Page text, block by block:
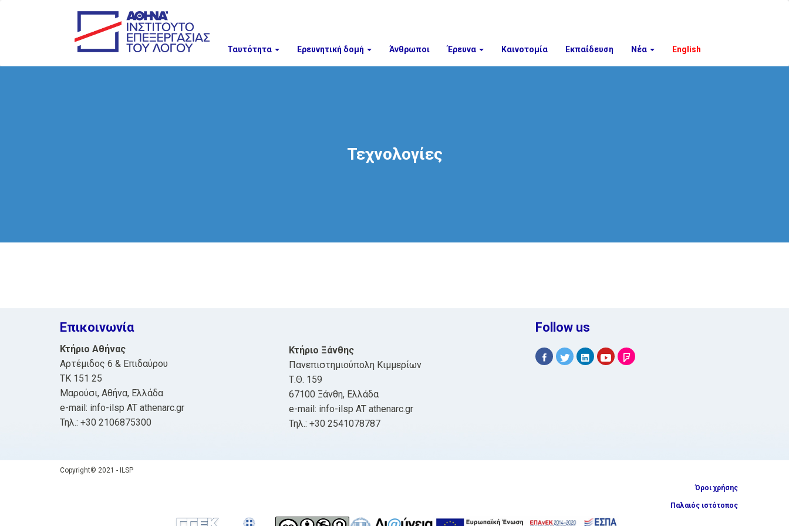
Ταυτότητα Ερευνητική δομή Άνθρωποι Έρευνα Καινοτομία Εκπαίδευση Νέα English
Τεχνολογίες
Επικοινωνία
Κτήριο Αθήνας
Αρτέμιδος 6 & Επιδαύρου
ΤΚ 151 25
Μαρούσι, Αθήνα, Ελλάδα
e-mail: info-ilsp AT athenarc.gr
Τηλ.: +30 2106875300
Κτήριο Ξάνθης
Πανεπιστημιούπολη Κιμμερίων
Τ.Θ. 159
67100 Ξάνθη, Ελλάδα
e-mail: info-ilsp AT athenarc.gr
Τηλ.: +30 2541078787
Follow us
Copyright© 2021 - ILSP
Όροι χρήσης
Παλαιός ιστότοπος